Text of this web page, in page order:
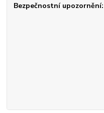
Bezpečnostní upozornění